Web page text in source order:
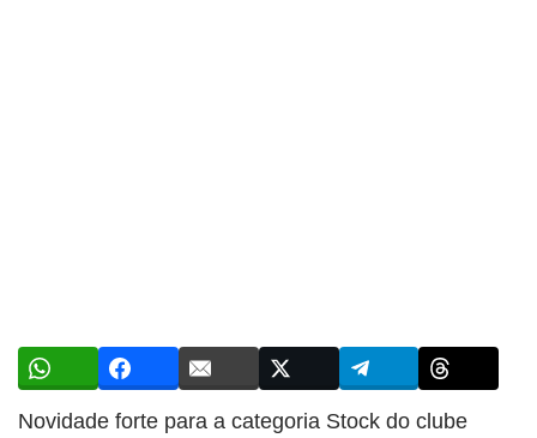
Novidade forte para a categoria Stock do clube